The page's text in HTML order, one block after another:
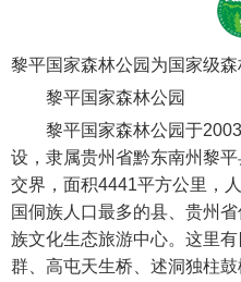
黎平国家森林公园为国家级森
黎平国家森林公园
黎平国家森林公园于2003
设，隶属贵州省黔东南州黎
交界，面积4441平方公里，
国侗族人口最多的县、贵州
族文化生态旅游中心。这里
群、高屯天生桥、述洞独柱鼓